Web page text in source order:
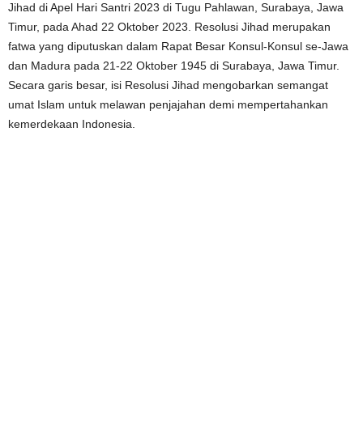
Jihad di Apel Hari Santri 2023 di Tugu Pahlawan, Surabaya, Jawa
Timur, pada Ahad 22 Oktober 2023. Resolusi Jihad merupakan
fatwa yang diputuskan dalam Rapat Besar Konsul-Konsul se-Jawa
dan Madura pada 21-22 Oktober 1945 di Surabaya, Jawa Timur.
Secara garis besar, isi Resolusi Jihad mengobarkan semangat
umat Islam untuk melawan penjajahan demi mempertahankan
kemerdekaan Indonesia.